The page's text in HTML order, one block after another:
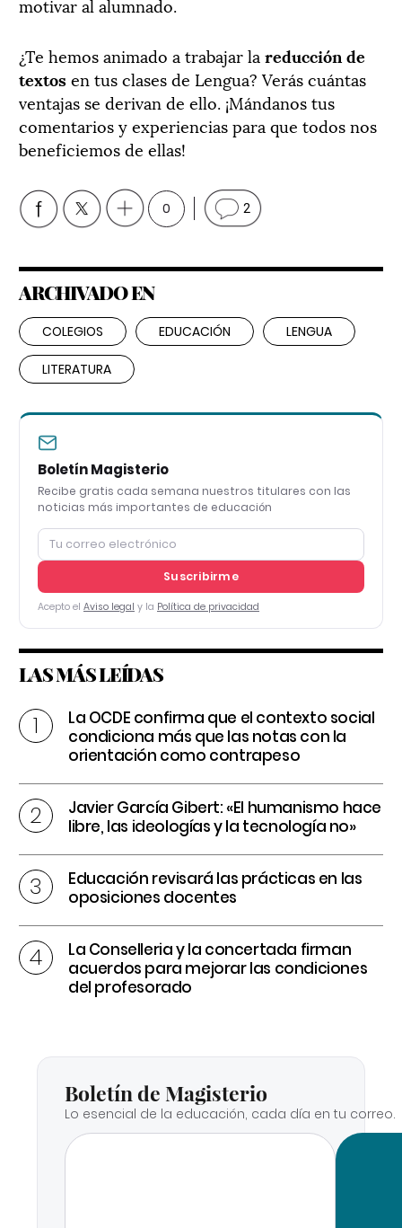
¿Te hemos animado a trabajar la reducción de
textosen tus clases de Lengua? Verás cuántas
ventajas se derivan de ello. ¡Mándanos tus
comentarios y experiencias para que todos nos
beneficiemos de ellas!
0 2
ARCHIVADO EN
COLEGIOS EDUCACIÓN LENGUA
LITERATURA
Boletín Magisterio
Recibe gratis cada semana nuestros titulares con las
noticias más importantes de educación
Suscribirme
Acepto el Aviso legal y la Política de privacidad
LAS MÁS LEÍDAS
La OCDE confirma que el contexto social
condiciona más que las notas con la
orientación como contrapeso
Javier García Gibert: «El humanismo hace
libre, las ideologías y la tecnología no»
Educación revisará las prácticas en las
oposiciones docentes
La Conselleria y la concertada firman
acuerdos para mejorar las condiciones
del profesorado
Boletín de Magisterio
Lo esencial de la educación, cada día en tu correo.